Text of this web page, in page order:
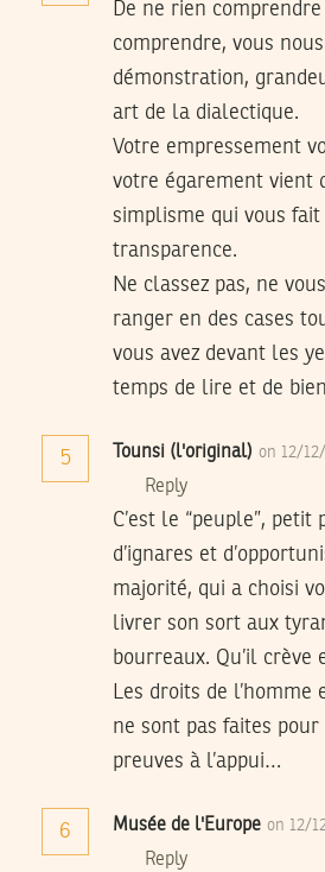
De ne rien
comprendre, vous
démonstration,
art de la dialectique.
Votre empressement
votre égarement vient
simplisme qui vous
transparence.
Ne classez pas, ne
ranger en des cases
vous avez devant les
temps de lire et de
5 Tounsi (l'original) on 12/
Reply
C’est le “peuple”, petit
d’ignares et
majorité, qui a choisi
livrer son sort aux
bourreaux. Qu’il crève
Les droits de l’homme
ne sont pas faites pour
preuves à l’appui…
6 Musée de l'Europe on 12/
Reply